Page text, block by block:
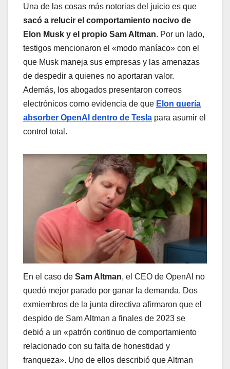
Una de las cosas más notorias del juicio es que
sacó a relucir el comportamiento nocivo de
Elon Musk y el propio Sam Altman. Por un lado,
testigos mencionaron el «modo maníaco» con el
que Musk maneja sus empresas y las amenazas
de despedir a quienes no aportaran valor.
Además, los abogados presentaron correos
electrónicos como evidencia de que Elon quería
absorber OpenAI dentro de Tesla para asumir el
control total.
En el caso de Sam Altman, el CEO de OpenAI no
quedó mejor parado por ganar la demanda. Dos
exmiembros de la junta directiva afirmaron que el
despido de Sam Altman a finales de 2023 se
debió a un «patrón continuo de comportamiento
relacionado con su falta de honestidad y
franqueza». Uno de ellos describió que Altman